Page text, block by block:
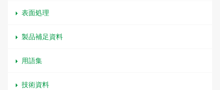
表面処理
製品補足資料
用語集
技術資料